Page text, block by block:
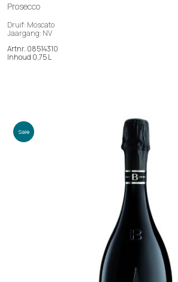
Prosecco
Druif: Moscato
Jaargang: NV
Artnr. 08514310
Inhoud 0,75 L
Sale